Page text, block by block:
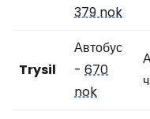
379 nok
Trysil
Автобус
- 670
nok